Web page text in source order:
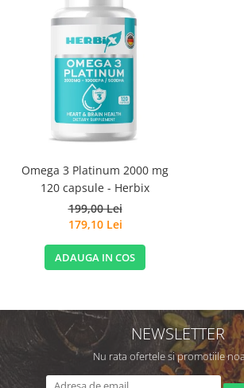
Omega 3 Platinum 2000 mg
120 capsule - Herbix
199,00 Lei
179,10 Lei
ADAUGA IN COS
NEWSLETTER
Nu rata ofertele si promotiile